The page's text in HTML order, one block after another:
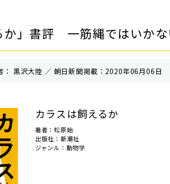
か」書評 一筋縄ではいか
： 黒沢大陸 ／ 朝⽇新聞掲載：2020年06月06日
カラスは飼えるか
著者：松原始
出版社：新潮社
ジャンル：動物学